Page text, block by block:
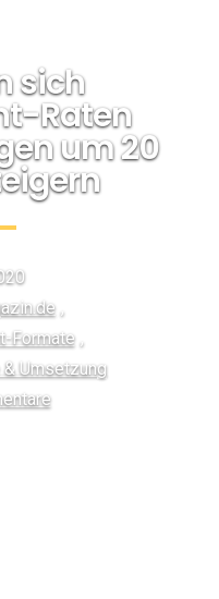
sich
Raten
um 20
Formate
Umsetzung